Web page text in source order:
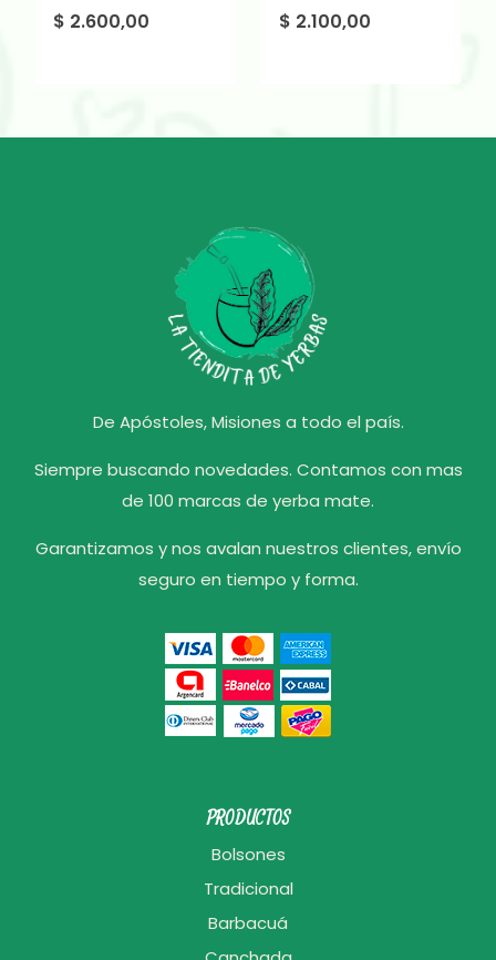
$ 2.600,00 $ 2.100,00
De Apóstoles, Misiones a todo el país.
Siempre buscando novedades. Contamos con mas
de 100 marcas de yerba mate.
Garantizamos y nos avalan nuestros clientes, envío
seguro en tiempo y forma.
PRODUCTOS
Bolsones
Tradicional
Barbacuá